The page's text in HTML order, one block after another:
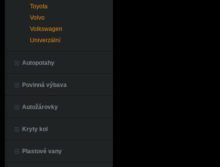
Toyota
Volvo
Volkswagen
Univerzální
Autopotahy
Povinná výbava
Autožárovky
Kryty kol
Plastové vany